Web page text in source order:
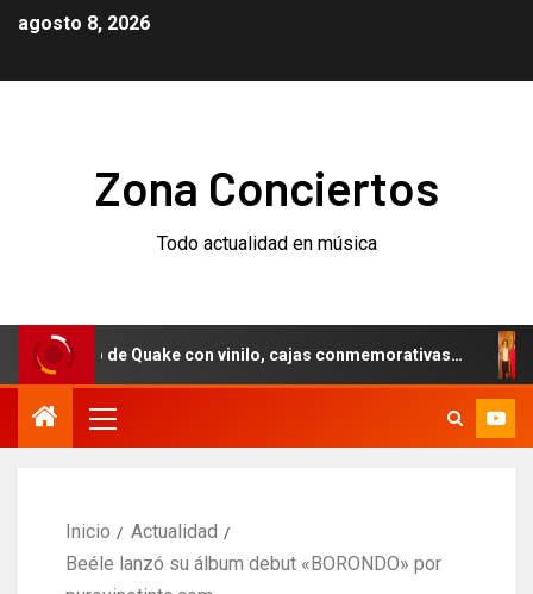
agosto 8, 2026
Zona Conciertos
Todo actualidad en música
de Quake con vinilo, cajas conmemorativas…
Inicio
Actualidad
Beéle lanzó su álbum debut «BORONDO» por